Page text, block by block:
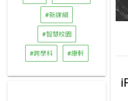
#新課綱
#智慧校園
#跨學科 #康軒